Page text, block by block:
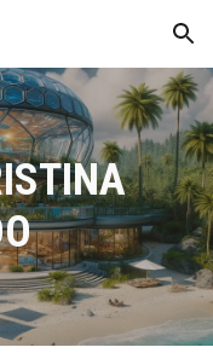
Skip to navigation